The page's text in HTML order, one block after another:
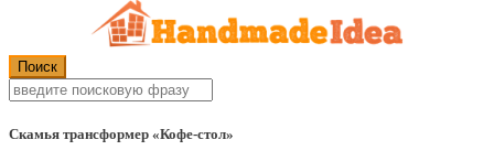
Скамья трансформер «Кофе-стол»